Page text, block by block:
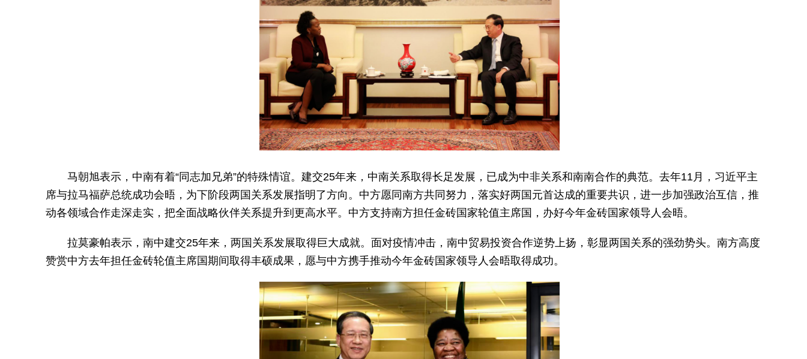
马朝旭表示，中南有着“同志加兄弟”的特殊情谊。建交25年来，中南关系取得长足发展，已成为中非关系和南南合作的典范。去年11月，习近平主
席与拉马福萨总统成功会晤，为下阶段两国关系发展指明了方向。中方愿同南方共同努力，落实好两国元首达成的重要共识，进一步加强政治互信，推
动各领域合作走深走实，把全面战略伙伴关系提升到更高水平。中方支持南方担任金砖国家轮值主席国，办好今年金砖国家领导人会晤。
拉莫豪帕表示，南中建交25年来，两国关系发展取得巨大成就。面对疫情冲击，南中贸易投资合作逆势上扬，彰显两国关系的强劲势头。南方高度
赞赏中方去年担任金砖轮值主席国期间取得丰硕成果，愿与中方携手推动今年金砖国家领导人会晤取得成功。